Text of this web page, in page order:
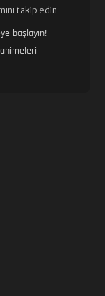
takip edin
başlayın!